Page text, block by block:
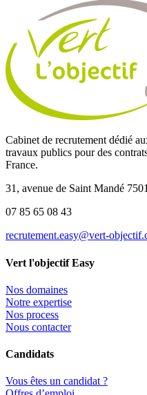
Cabinet de recrutement dédié
travaux publics pour des
France.
31, avenue de Saint Mandé
07 85 65 08 43
recrutement.easy@vert-
Vert l'objectif Easy
Nos domaines
Notre expertise
Nos process
Nous contacter
Candidats
Vous êtes un candidat ?